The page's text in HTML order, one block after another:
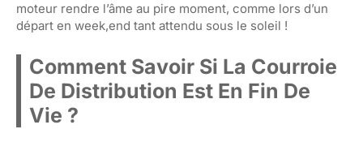
moteur rendre l’âme au pire moment, comme lors d’un
départ en week,end tant attendu sous le soleil !
Comment Savoir Si La Courroie
De Distribution Est En Fin De
Vie ?